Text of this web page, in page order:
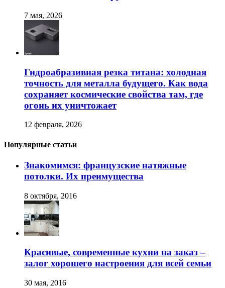
7 мая, 2026
Гидроабразивная резка титана: холодная
точность для металла будущего. Как вода
сохраняет космические свойства там, где
огонь их уничтожает
12 февраля, 2026
Популярные статьи
Знакомимся: французские натяжные
потолки. Их преимущества
8 октября, 2016
Красивые, современные кухни на заказ –
залог хорошего настроения для всей семьи
30 мая, 2016